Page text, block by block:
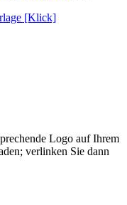
[Klick]
Logo auf Ihrem
verlinken Sie dann